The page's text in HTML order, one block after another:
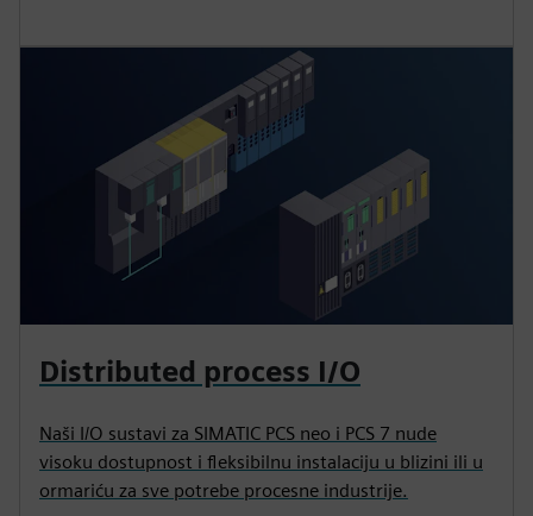
Distributed process I/O
Naši I/O sustavi za SIMATIC PCS neo i PCS 7 nude
visoku dostupnost i fleksibilnu instalaciju u blizini ili u
ormariću za sve potrebe procesne industrije.